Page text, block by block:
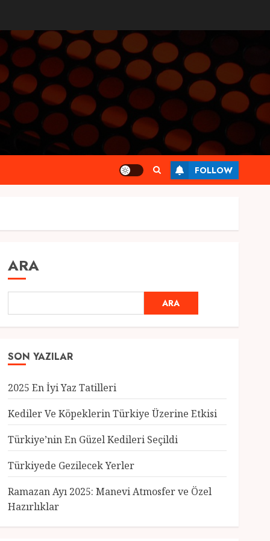
FOLLOW
ARA
ARA
SON YAZILAR
2025 En İyi Yaz Tatilleri
Kediler Ve Köpeklerin Türkiye Üzerine Etkisi
Türkiye’nin En Güzel Kedileri Seçildi
Türkiyede Gezilecek Yerler
Ramazan Ayı 2025: Manevi Atmosfer ve Özel
Hazırlıklar
3
Genel
Türkiye’nin En Güzel
Kedileri Seçildi